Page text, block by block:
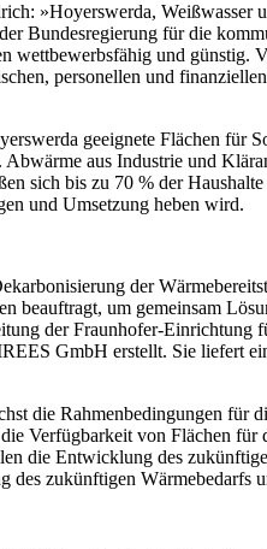
»Hoyerswerda,
Bundesregierung für die
wettbewerbsfähig und günstig.
personellen und
geeignete Flächen für
aus Industrie und
sich bis zu 70 % der
und Umsetzung heben wird.
der
beauftragt, um gemeinsam
der Fraunhofer-
GmbH erstellt. Sie liefert
die Rahmenbedingungen
Verfügbarkeit von Flächen
die Entwicklung des
des zukünftigen Wärmebedarfs